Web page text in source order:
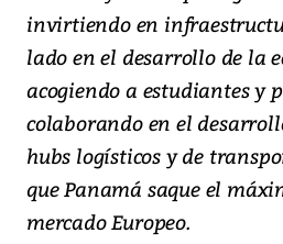
invirtiendo en
lado en el desarrollo de la
acogiendo a estudiantes y
colaborando en el
hubs logísticos y de
que Panamá saque el
mercado Europeo.